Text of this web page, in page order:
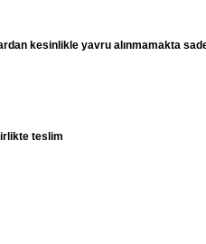
kesinlikle yavru alınmamakta
teslim